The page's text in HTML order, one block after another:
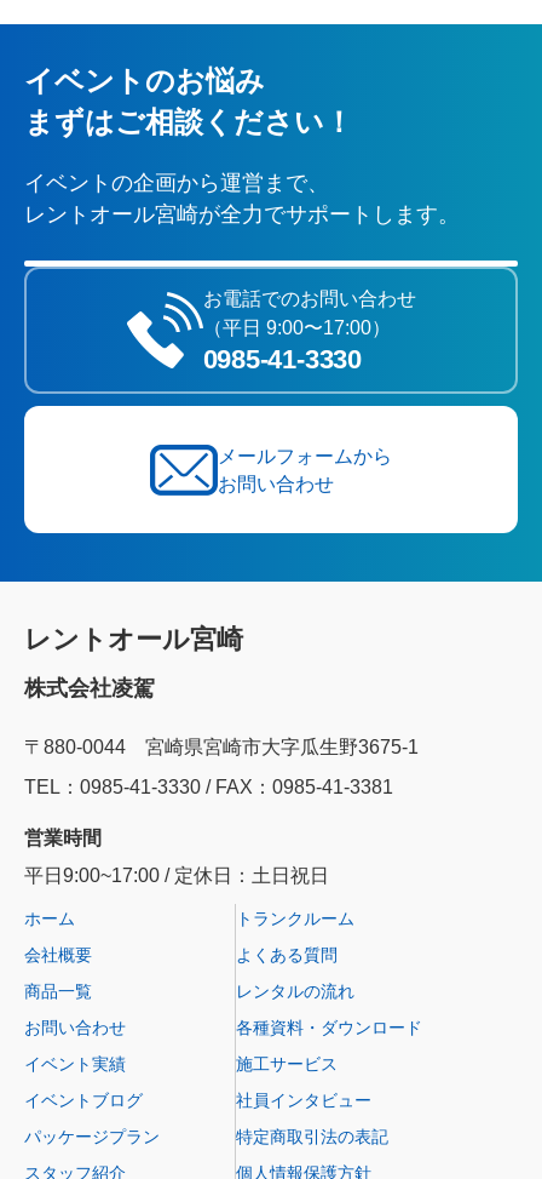
イベントのお悩み
まずはご相談ください！
イベントの企画から運営まで、
レントオール宮崎が全力でサポートします。
お電話でのお問い合わせ
（平日 9:00〜17:00）
0985‐41‐3330
メールフォームから
お問い合わせ
レントオール宮崎
株式会社凌駕
〒880-0044 宮崎県宮崎市大字瓜生野3675-1
TEL：0985‐41‐3330 / FAX：0985-41-3381
営業時間
平日9:00~17:00 / 定休日：土日祝日
ホーム
会社概要
商品一覧
お問い合わせ
イベント実績
イベントブログ
パッケージプラン
スタッフ紹介
トランクルーム
よくある質問
レンタルの流れ
各種資料・ダウンロード
施工サービス
社員インタビュー
特定商取引法の表記
個人情報保護方針